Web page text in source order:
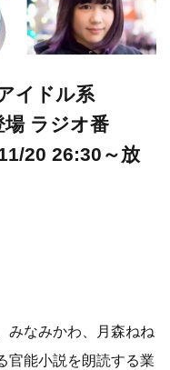
イドル系
ラジオ番
20 26:30～放
みなみかわ、月森ねね
官能小説を朗読する業